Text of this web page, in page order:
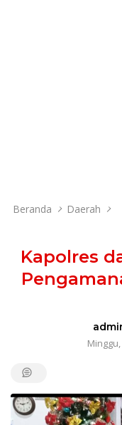
Beranda Daerah
Kapolres